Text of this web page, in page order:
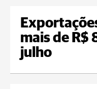
mais de R$
julho